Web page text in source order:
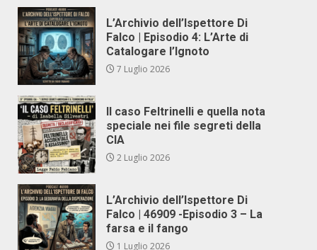
L’Archivio dell’Ispettore Di
Falco | Episodio 4: L’Arte di
Catalogare l’Ignoto
7 Luglio 2026
Il caso Feltrinelli e quella nota
speciale nei file segreti della
CIA
2 Luglio 2026
L’Archivio dell’Ispettore Di
Falco | 46909 -Episodio 3 – La
farsa e il fango
1 Luglio 2026